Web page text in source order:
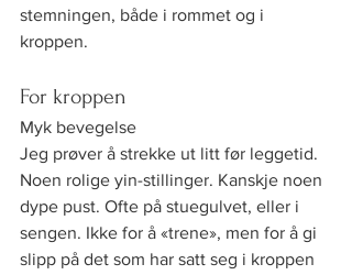
stemningen, både i rommet og i
kroppen.
For kroppen
Myk bevegelse
Jeg prøver å strekke ut litt før leggetid.
Noen rolige yin-stillinger. Kanskje noen
dype pust. Ofte på stuegulvet, eller i
sengen. Ikke for å «trene», men for å gi
slipp på det som har satt seg i kroppen